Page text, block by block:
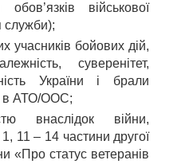
військової
служби);
учасників бойових дій,
суверенітет,
України і брали
в АТО/ООС;
внаслідок війни,
11 – 14 частини другої
«Про статус ветеранів